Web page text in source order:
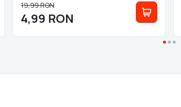
4,99 RON
19,99RON